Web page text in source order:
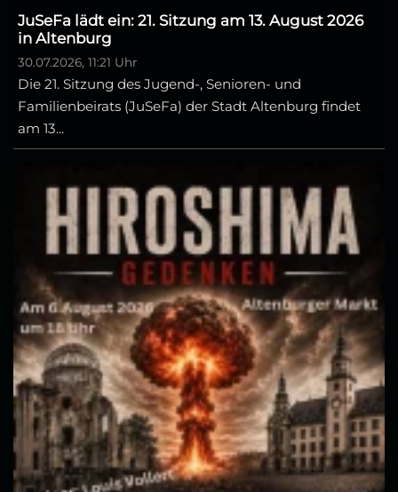
JuSeFa lädt ein: 21. Sitzung am 13. August 2026
in Altenburg
30.07.2026, 11:21 Uhr
Die 21. Sitzung des Jugend-, Senioren- und
Familienbeirats (JuSeFa) der Stadt Altenburg findet
am 13...